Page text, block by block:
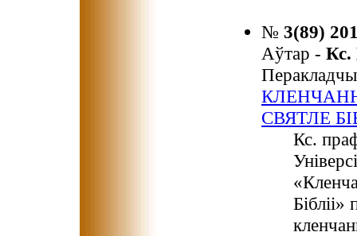
№ 3(89)
Аўтар -
СВЯТЛЕ
Кс.